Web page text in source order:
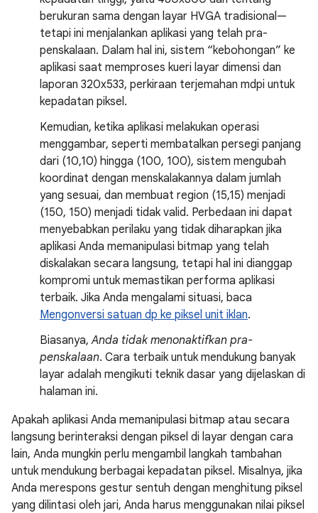
berukuran sama dengan layar HVGA tradisional—
tetapi ini menjalankan aplikasi yang telah pra-
penskalaan. Dalam hal ini, sistem “kebohongan” ke
aplikasi saat memproses kueri layar dimensi dan
laporan 320x533, perkiraan terjemahan mdpi untuk
kepadatan piksel.
Kemudian, ketika aplikasi melakukan operasi
menggambar, seperti membatalkan persegi panjang
dari (10,10) hingga (100, 100), sistem mengubah
koordinat dengan menskalakannya dalam jumlah
yang sesuai, dan membuat region (15,15) menjadi
(150, 150) menjadi tidak valid. Perbedaan ini dapat
menyebabkan perilaku yang tidak diharapkan jika
aplikasi Anda memanipulasi bitmap yang telah
diskalakan secara langsung, tetapi hal ini dianggap
kompromi untuk memastikan performa aplikasi
terbaik. Jika Anda mengalami situasi, baca
Mengonversi satuan dp ke piksel unit iklan.
Biasanya,Anda tidak menonaktifkan pra-
penskalaan. Cara terbaik untuk mendukung banyak
layar adalah mengikuti teknik dasar yang dijelaskan di
halaman ini.
Apakah aplikasi Anda memanipulasi bitmap atau secara
langsung berinteraksi dengan piksel di layar dengan cara
lain, Anda mungkin perlu mengambil langkah tambahan
untuk mendukung berbagai kepadatan piksel. Misalnya, jika
Anda merespons gestur sentuh dengan menghitung piksel
yang dilintasi oleh jari, Anda harus menggunakan nilai piksel